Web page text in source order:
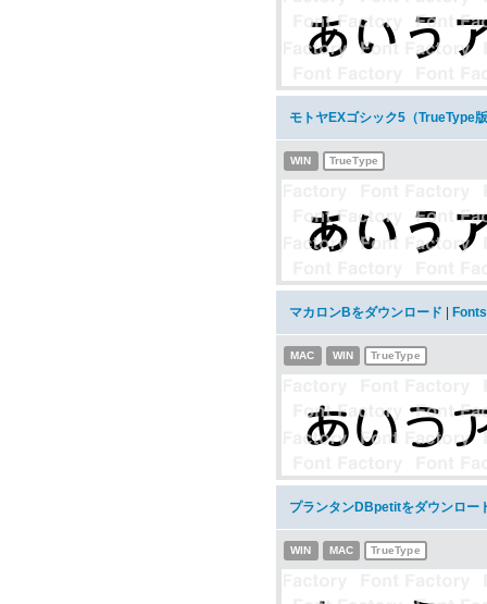
モトヤEXゴシック5（TrueType
WIN TrueType
マカロンBをダウンロード
MAC WIN TrueType
プランタンDBpetitをダウンロー
WIN MAC TrueType